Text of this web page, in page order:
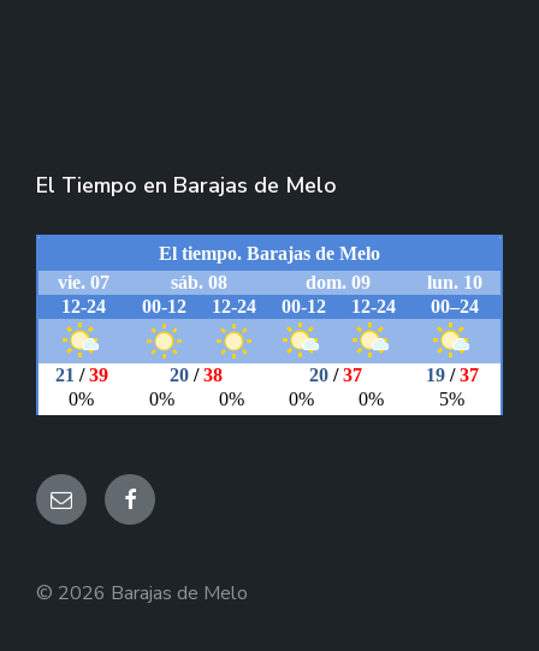
El Tiempo en Barajas de Melo
Email Facebook
© 2026 Barajas de Melo